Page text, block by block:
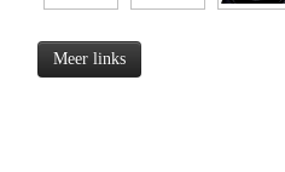
Meer links